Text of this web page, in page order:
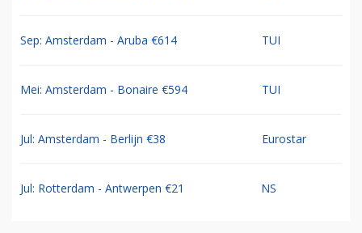
Sep: Amsterdam - Aruba €614 TUI
Mei: Amsterdam - Bonaire €594 TUI
Jul: Amsterdam - Berlijn €38 Eurostar
Jul: Rotterdam - Antwerpen €21 NS